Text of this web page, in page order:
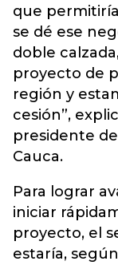
que
se dé ese
doble
proyecto de
región y
cesión”,
presidente
Cauca.
Para lograr
iniciar
proyecto, el
estaría,